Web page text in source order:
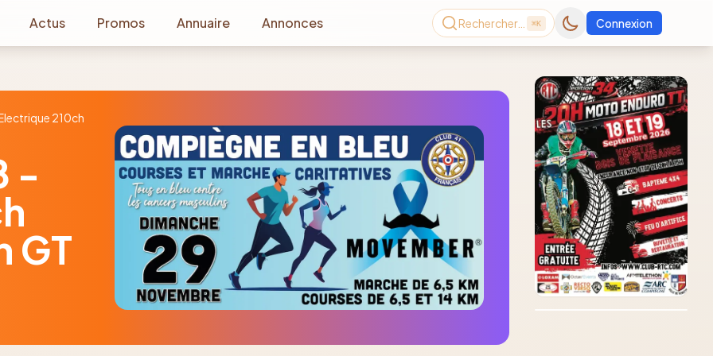
Actus Promos Annuaire Annonces Rechercher… ⌘K Connexion
210ch
-
GT
1/24
Consultez le dernier
magazine en ligne
Août2026